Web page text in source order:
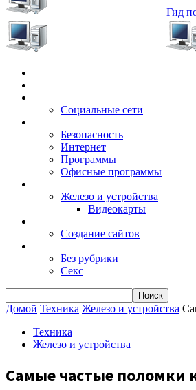
Гид
Социальные сети
Безопасность
Интернет
Программы
Офисные программы
Железо и устройства
Видеокарты
Создание сайтов
Без рубрики
Секс
Домой Техника Железо и устройства
Техника
Железо и устройства
Самые частые поломки